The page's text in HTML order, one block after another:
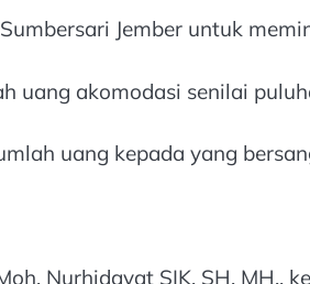
Jember untuk
uang akomodasi senilai
uang kepada yang
Nurhidayat SIK. SH.